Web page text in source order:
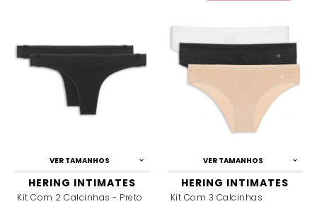
VER TAMANHOS
HERING INTIMATES
Kit Com 2 Calcinhas - Preto
VER TAMANHOS
HERING INTIMATES
Kit Com 3 Calcinhas